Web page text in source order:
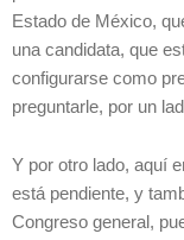
Estado de México,
una candidata, que
configurarse como
preguntarle, por un
Y por otro lado, aquí
está pendiente, y
Congreso general,